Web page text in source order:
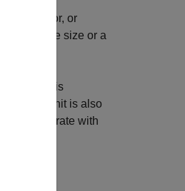
vector, or
the same size or a
port is
signal unit is also
with